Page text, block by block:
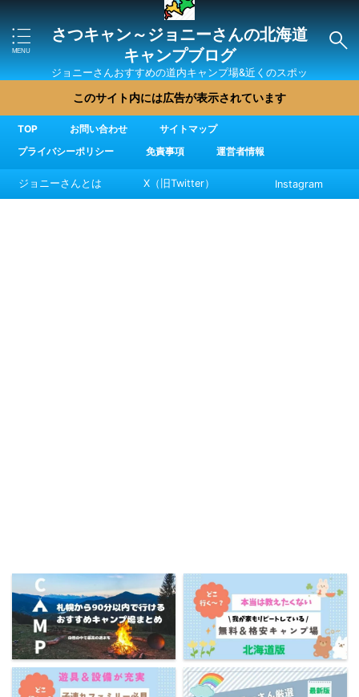
さつキャン～ジョニーさんの北海道
キャンプブログ
ジョニーさんおすすめの道内キャンプ場&近くのスポッ
ト・直売所・グルメを紹介
このサイト内には広告が表示されています
TOP お問い合わせ
サイトマップ
プライバシーポリシー
免責事項 運営者情報
ジョニーさんとは X（旧Twitter） Instagram